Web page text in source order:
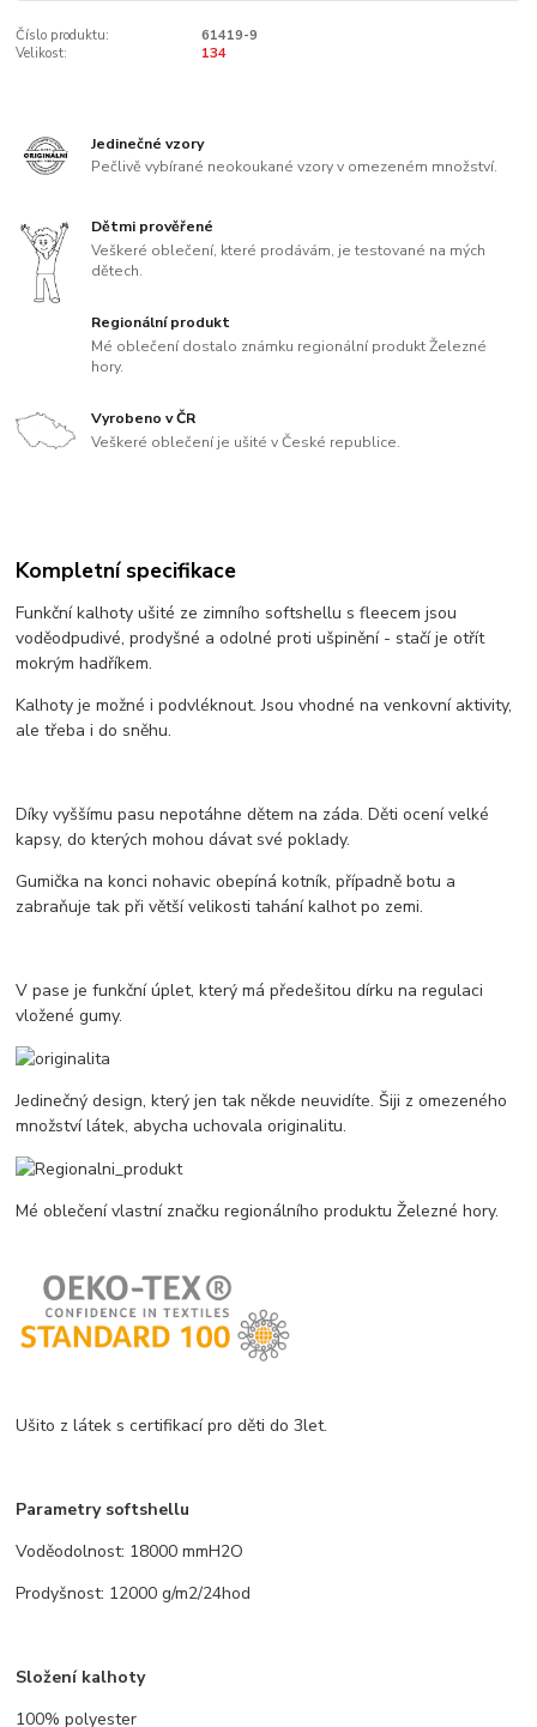
Číslo produktu:
61419-9
Velikost:
134
Jedinečné vzory
Pečlivě vybírané neokoukané vzory v omezeném množství.
Dětmi prověřené
Veškeré oblečení, které prodávám, je testované na mých
dětech.
Regionální produkt
Mé oblečení dostalo známku regionální produkt Železné
hory.
Vyrobeno v ČR
Veškeré oblečení je ušité v České republice.
Kompletní specifikace
Funkční kalhoty ušité ze zimního softshellu s fleecem jsou
voděodpudivé, prodyšné a odolné proti ušpinění - stačí je otřít
mokrým hadříkem.
Kalhoty je možné i podvléknout. Jsou vhodné na venkovní aktivity,
ale třeba i do sněhu.
Díky vyššímu pasu nepotáhne dětem na záda. Děti ocení velké
kapsy, do kterých mohou dávat své poklady.
Gumička na konci nohavic obepíná kotník, případně botu a
zabraňuje tak při větší velikosti tahání kalhot po zemi.
V pase je funkční úplet, který má předešitou dírku na regulaci
vložené gumy.
Jedinečný design, který jen tak někde neuvidíte. Šiji z omezeného
množství látek, abycha uchovala originalitu.
Mé oblečení vlastní značku regionálního produktu Železné hory.
Ušito z látek s certifikací pro děti do 3let.
Parametry softshellu
Voděodolnost: 18000 mmH2O
Prodyšnost: 12000 g/m2/24hod
Složení kalhoty
100% polyester